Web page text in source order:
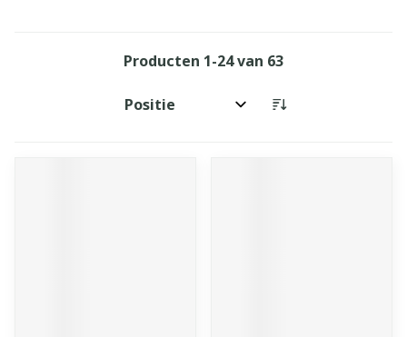
Producten 1-24van 63
Sorteer op: